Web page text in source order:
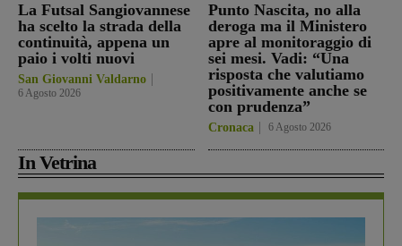
La Futsal Sangiovannese
ha scelto la strada della
continuità, appena un
paio i volti nuovi
San Giovanni Valdarno
6 Agosto 2026
Punto Nascita, no alla
deroga ma il Ministero
apre al monitoraggio di
sei mesi. Vadi: “Una
risposta che valutiamo
positivamente anche se
con prudenza”
Cronaca 6 Agosto 2026
In Vetrina